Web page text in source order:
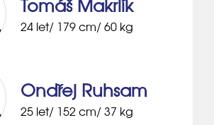
24 let/ 179 cm/ 60 kg
Ondřej Ruhsam
25 let/ 152 cm/ 37 kg